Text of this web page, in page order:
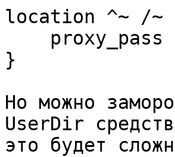
location ^~ /~
}
Но можно
UserDir
это будет